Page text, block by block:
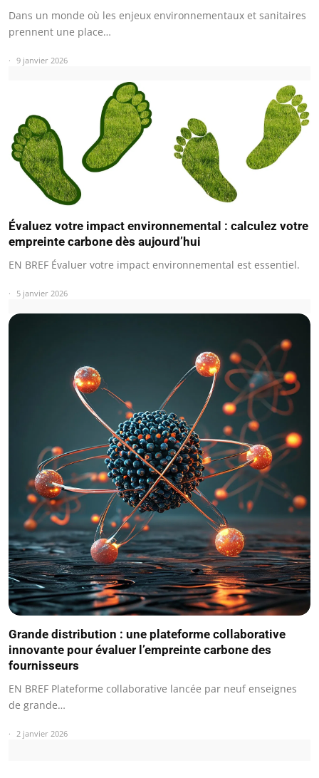
Dans un monde où les enjeux environnementaux et sanitaires
prennent une place…
9 janvier 2026
Évaluez votre impact environnemental : calculez votre
empreinte carbone dès aujourd’hui
EN BREF Évaluer votre impact environnemental est essentiel.
5 janvier 2026
Grande distribution : une plateforme collaborative
innovante pour évaluer l’empreinte carbone des
fournisseurs
EN BREF Plateforme collaborative lancée par neuf enseignes
de grande…
2 janvier 2026